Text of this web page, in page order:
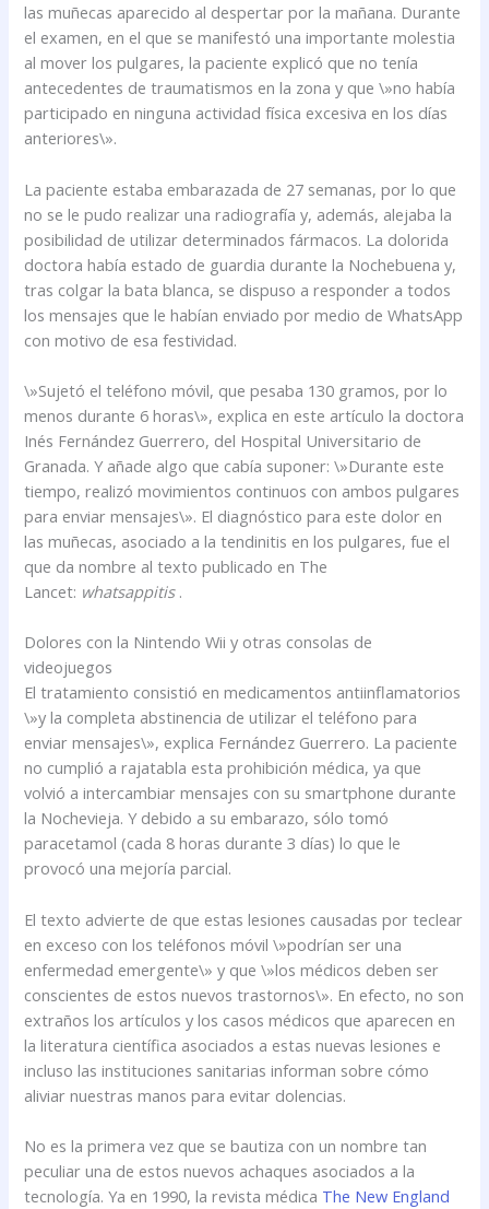
las muñecas aparecido al despertar por la mañana. Durante
el examen, en el que se manifestó una importante molestia
al mover los pulgares, la paciente explicó que no tenía
antecedentes de traumatismos en la zona y que \»no había
participado en ninguna actividad física excesiva en los días
anteriores\».
La paciente estaba embarazada de 27 semanas, por lo que
no se le pudo realizar una radiografía y, además, alejaba la
posibilidad de utilizar determinados fármacos. La dolorida
doctora había estado de guardia durante la Nochebuena y,
tras colgar la bata blanca, se dispuso a responder a todos
los mensajes que le habían enviado por medio de WhatsApp
con motivo de esa festividad.
\»Sujetó el teléfono móvil, que pesaba 130 gramos, por lo
menos durante 6 horas\», explica en este artículo la doctora
Inés Fernández Guerrero, del Hospital Universitario de
Granada. Y añade algo que cabía suponer: \»Durante este
tiempo, realizó movimientos continuos con ambos pulgares
para enviar mensajes\». El diagnóstico para este dolor en
las muñecas, asociado a la tendinitis en los pulgares, fue el
que da nombre al texto publicado en The
Lancet: whatsappitis .
Dolores con la Nintendo Wii y otras consolas de
videojuegos
El tratamiento consistió en medicamentos antiinflamatorios
\»y la completa abstinencia de utilizar el teléfono para
enviar mensajes\», explica Fernández Guerrero. La paciente
no cumplió a rajatabla esta prohibición médica, ya que
volvió a intercambiar mensajes con su smartphone durante
la Nochevieja. Y debido a su embarazo, sólo tomó
paracetamol (cada 8 horas durante 3 días) lo que le
provocó una mejoría parcial.
El texto advierte de que estas lesiones causadas por teclear
en exceso con los teléfonos móvil \»podrían ser una
enfermedad emergente\» y que \»los médicos deben ser
conscientes de estos nuevos trastornos\». En efecto, no son
extraños los artículos y los casos médicos que aparecen en
la literatura científica asociados a estas nuevas lesiones e
incluso las instituciones sanitarias informan sobre cómo
aliviar nuestras manos para evitar dolencias.
No es la primera vez que se bautiza con un nombre tan
peculiar una de estos nuevos achaques asociados a la
tecnología. Ya en 1990, la revista médica The New England